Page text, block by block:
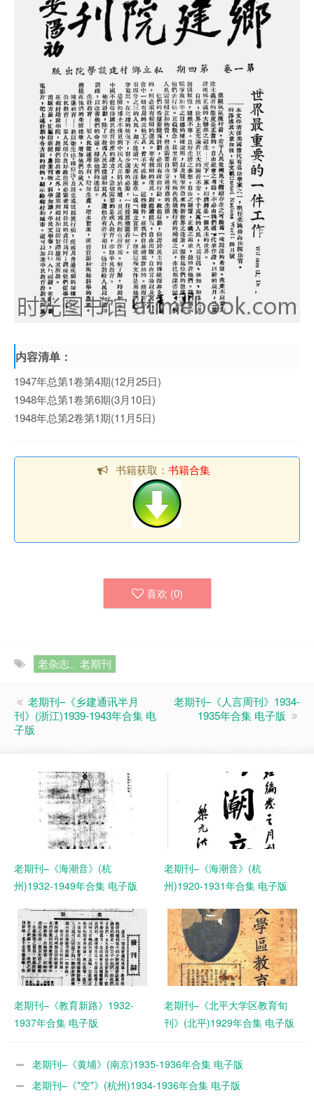
内容清单：
1947年总第1卷第4期(12月25日)
1948年总第1卷第6期(3月10日)
1948年总第2卷第1期(11月5日)
书籍获取： 书籍合集
喜欢 (0)
老杂志、老期刊
老期刊–《乡建通讯半月
刊》(浙江)1939-1943年合集 电
子版
老期刊–《人言周刊》1934-
1935年合集 电子版
老期刊–《海潮音》(杭
州)1932-1949年合集 电子版
老期刊–《海潮音》(杭
州)1920-1931年合集 电子版
老期刊–《教育新路》1932-
1937年合集 电子版
老期刊–《北平大学区教育旬
刊》(北平)1929年合集 电子版
老期刊–《黄埔》(南京)1935-1936年合集 电子版
老期刊–《*空*》(杭州)1934-1936年合集 电子版